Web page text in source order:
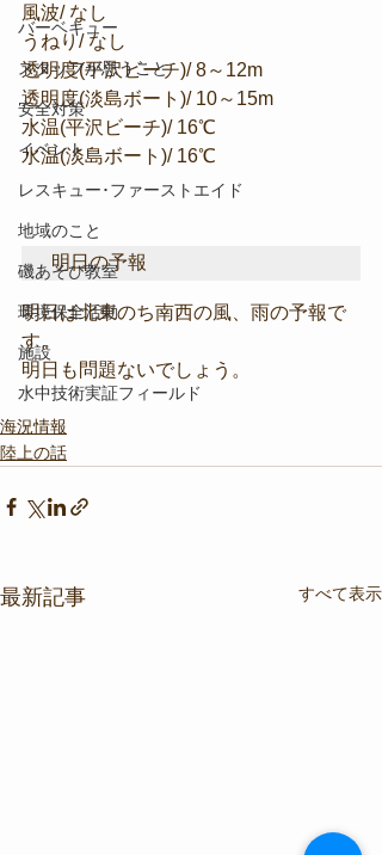
バーベキュー
スタッフが思うこと
安全対策
イベント
レスキュー･ファーストエイド
地域のこと
磯あそび教室
環境保全活動
施設
水中技術実証フィールド
風波/ なし
うねり/ なし
透明度(平沢ビーチ)/ 8～12m
透明度(淡島ボート)/ 10～15m
水温(平沢ビーチ)/ 16℃
水温(淡島ボート)/ 16℃
明日の予報
明日は北東のち南西の風、雨の予報で
す。
明日も問題ないでしょう。
海況情報
陸上の話
最新記事 すべて表示